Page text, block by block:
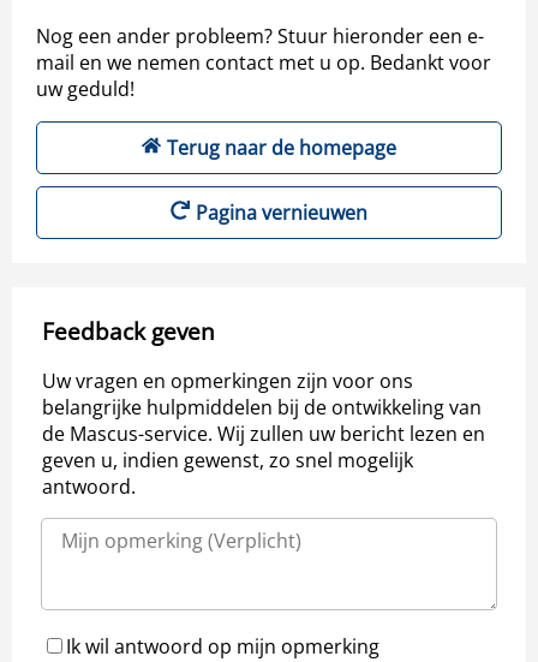
Nog een ander probleem? Stuur hieronder een e-
mail en we nemen contact met u op. Bedankt voor
uw geduld!
Terug naar de homepage
Pagina vernieuwen
Feedback geven
Uw vragen en opmerkingen zijn voor ons
belangrijke hulpmiddelen bij de ontwikkeling van
de Mascus-service. Wij zullen uw bericht lezen en
geven u, indien gewenst, zo snel mogelijk
antwoord.
Ik wil antwoord op mijn opmerking